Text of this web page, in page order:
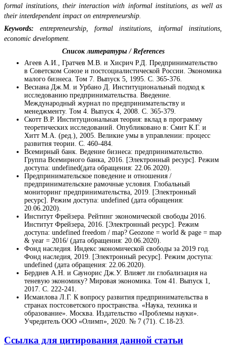
formal institutions, their interaction with informal institutions, as well as
their interdependent impact on entrepreneurship.
Keywords: entrepreneurship, formal institutions, informal institutions,
economic development.
Список литературы / References
Агеев А.И., Гратчев М.В. и Хисрич Р.Д. Предпринимательство
в Советском Союзе и постсоциалистической России. Экономика
малого бизнеса. Том 7. Выпуск 5, 1995. С. 365-376.
Весиана Дж.М. и Урбано Д. Институциональный подход к
исследованию предпринимательства. Введение.
Международный журнал по предпринимательству и
менеджменту. Том 4. Выпуск 4, 2008. С. 365-379.
Скотт В.Р. Институциональная теория: вклад в программу
теоретических исследований. Опубликовано в: Смит К.Г. и
Хитт М.А. (ред.), 2005. Великие умы в управлении: процесс
развития теории. С. 460-484.
Всемирный банк. Ведение бизнеса: предпринимательство.
Группа Всемирного банка, 2016. [Электронный ресурс]. Режим
доступа: undefined(дата обращения: 22.06.2020).
Предпринимательское поведение и отношения /
предпринимательские рамочные условия. Глобальный
мониторинг предпринимательства, 2019. [Электронный
ресурс]. Режим доступа: undefined (дата обращения:
20.06.2020).
Институт Фрейзера. Рейтинг экономической свободы 2016.
Институт Фрейзера, 2016. [Электронный ресурс]. Режим
доступа: undefined freedom / map? Geozone = world & page = map
& year = 2016/ (дата обращения: 20.06.2020).
Фонд наследия. Индекс экономической свободы за 2019 год.
Фонд наследия, 2019. [Электронный ресурс]. Режим доступа:
undefined (дата обращения: 22.06.2020).
Бердиев А.Н. и Саунорис Дж.У. Влияет ли глобализация на
теневую экономику? Мировая экономика. Том 41. Выпуск 1,
2017. С. 222-241.
Исмаилова Л.Г. К вопросу развития предпринимательства в
странах постсоветского пространства. «Наука, техника и
образование». Москва. Издательство «Проблемы науки».
Учредитель ООО «Олимп», 2020. № 7 (71). С.18-23.
Ссылка для цитирования данной статьи